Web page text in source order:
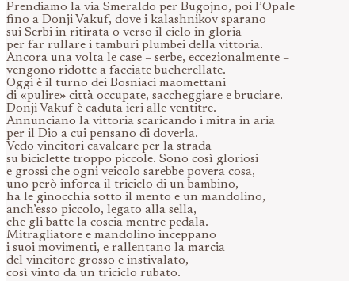
Prendiamo la via Smeraldo per Bugojno, poi l’Opale
fino a Donji Vakuf, dove i kalashnikov sparano
sui Serbi in ritirata o verso il cielo in gloria
per far rullare i tamburi plumbei della vittoria.
Ancora una volta le case – serbe, eccezionalmente –
vengono ridotte a facciate bucherellate.
Oggi è il turno dei Bosniaci maomettani
di «pulire» città occupate, saccheggiare e bruciare.
Donji Vakuf è caduta ieri alle ventitre.
Annunciano la vittoria scaricando i mitra in aria
per il Dio a cui pensano di doverla.
Vedo vincitori cavalcare per la strada
su biciclette troppo piccole. Sono così gloriosi
e grossi che ogni veicolo sarebbe povera cosa,
uno però inforca il triciclo di un bambino,
ha le ginocchia sotto il mento e un mandolino,
anch’esso piccolo, legato alla sella,
che gli batte la coscia mentre pedala.
Mitragliatore e mandolino inceppano
i suoi movimenti, e rallentano la marcia
del vincitore grosso e instivalato,
così vinto da un triciclo rubato.